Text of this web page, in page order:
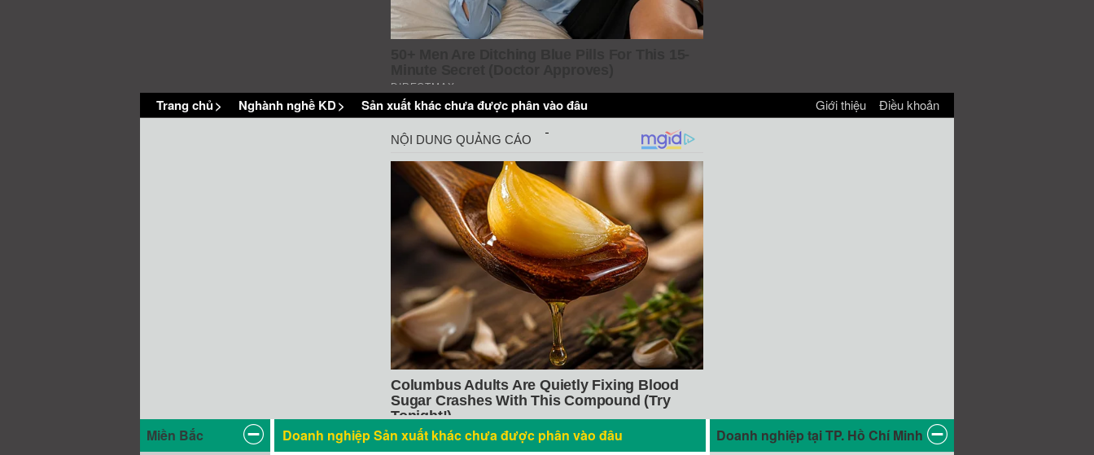
Trang chủ> Nghành nghề KD> Sản xuất khác chưa được phân vào đâu Giới thiệu Điều khoản
Miền Bắc Doanh nghiệp Sản xuất khác chưa được phân vào đâu Doanh nghiệp tại TP. Hồ Chí Minh